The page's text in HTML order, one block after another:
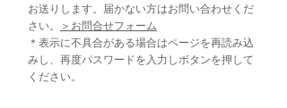
お送りします。届かない方はお問い合わせくだ
さい。
＞お問合せフォーム
＊表示に不具合がある場合はページを再読み込
みし、再度パスワードを入力しボタンを押して
ください。